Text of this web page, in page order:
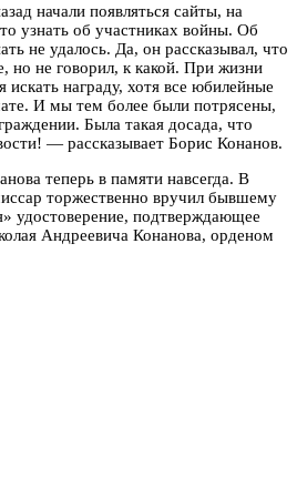
начали появляться сайты, на
узнать об участниках войны. Об
не удалось. Да, он рассказывал, что
но не говорил, к какой. При жизни
искать награду, хотя все юбилейные
И мы тем более были потрясены,
Была такая досада, что
— рассказывает Борис Конанов.
теперь в памяти навсегда. В
торжественно вручил бывшему
удостоверение, подтверждающее
Андреевича Конанова, орденом